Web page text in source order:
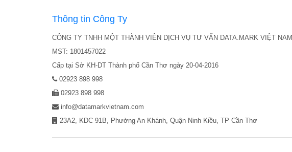
Thông tin Công Ty
CÔNG TY TNHH MỘT THÀNH VIÊN DỊCH VỤ TƯ VẤN DATA.MARK VIỆT NAM
MST: 1801457022
Cấp tại Sở KH-DT Thành phố Cần Thơ ngày 20-04-2016
02923 898 998
02923 898 998
info@datamarkvietnam.com
23A2, KDC 91B, Phường An Khánh, Quận Ninh Kiều, TP Cần Thơ